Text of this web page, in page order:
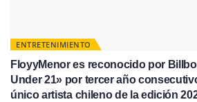
ENTRETENIMIENTO
FloyyMenor es reconocido por
Under 21» por tercer año
único artista chileno de la edición